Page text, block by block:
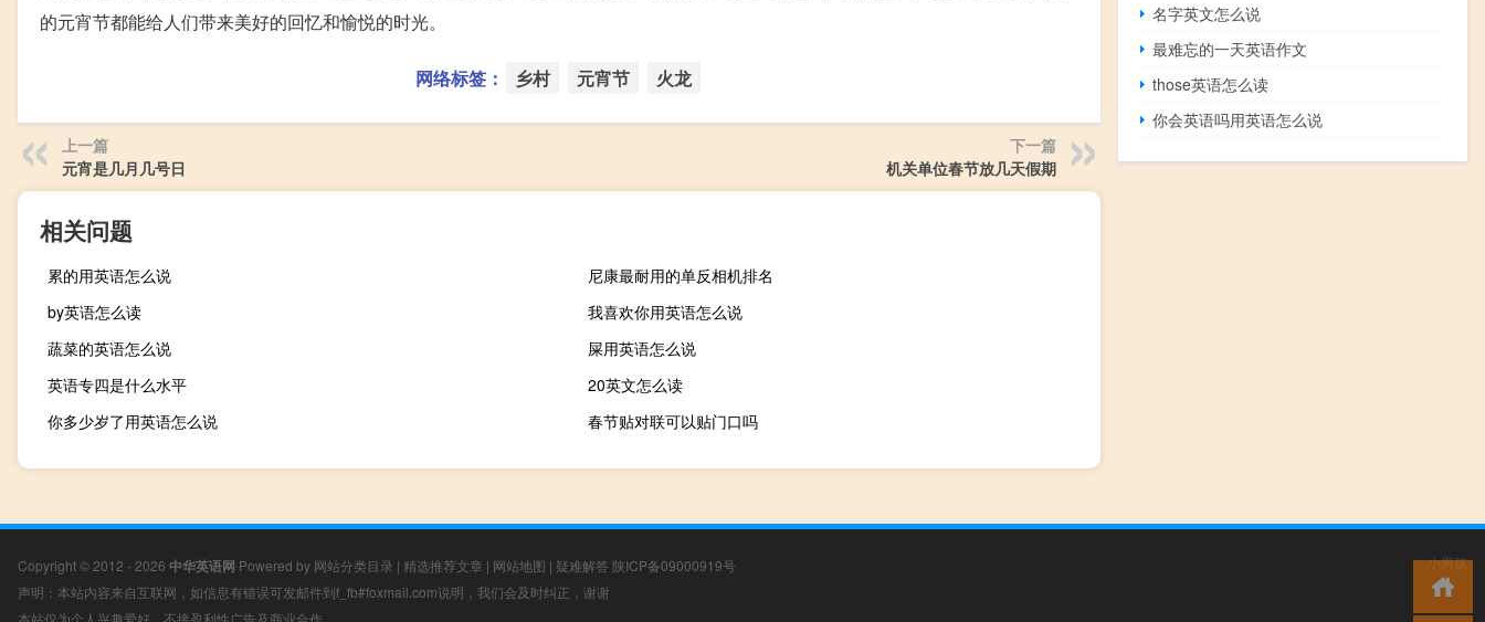
的元宵节都能给人们带来美好的回忆和愉悦的时光。
网络标签： 乡村 元宵节 火龙
上一篇
元宵是几月几号日
下一篇
机关单位春节放几天假期
相关问题
累的用英语怎么说
尼康最耐用的单反相机排名
by英语怎么读
我喜欢你用英语怎么说
蔬菜的英语怎么说
屎用英语怎么说
英语专四是什么水平
20英文怎么读
你多少岁了用英语怎么说
春节贴对联可以贴门口吗
名字英文怎么说
最难忘的一天英语作文
those英语怎么读
你会英语吗用英语怎么说
Copyright © 2012 - 2026 中华英语网 Powered by 网站分类目录 | 精选推荐文章 | 网站地图 | 疑难解答 陕ICP备09000919号
声明：本站内容来自互联网，如信息有错误可发邮件到f_fb#foxmail.com说明，我们会及时纠正，谢谢
本站仅为个人兴趣爱好，不接盈利性广告及商业合作
小男孩